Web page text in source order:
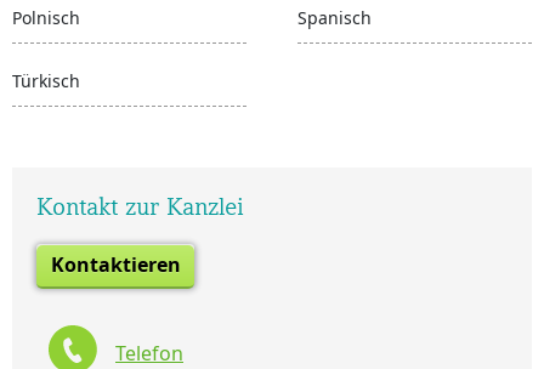
Polnisch Spanisch
Türkisch
Kontakt zur Kanzlei
Kontaktieren
Telefon